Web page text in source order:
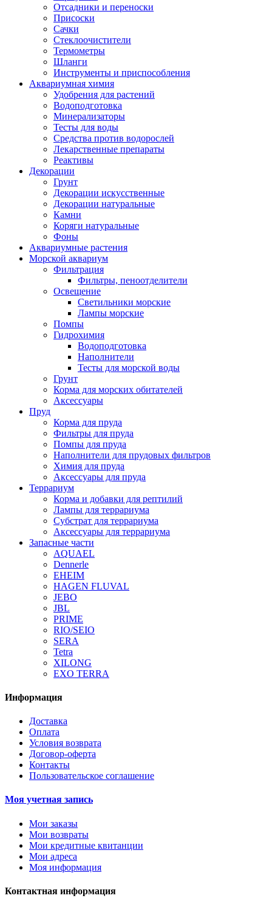
Отсадники и переноски
Присоски
Сачки
Стеклоочистители
Термометры
Шланги
Инструменты и приспособления
Аквариумная химия
Удобрения для растений
Водоподготовка
Минерализаторы
Тесты для воды
Средства против водорослей
Лекарственные препараты
Реактивы
Декорации
Грунт
Декорации искусственные
Декорации натуральные
Камни
Коряги натуральные
Фоны
Аквариумные растения
Морской аквариум
Фильтрация
Фильтры, пеноотделители
Освещение
Светильники морские
Лампы морские
Помпы
Гидрохимия
Водоподготовка
Наполнители
Тесты для морской воды
Грунт
Корма для морских обитателей
Аксессуары
Пруд
Корма для пруда
Фильтры для пруда
Помпы для пруда
Наполнители для прудовых фильтров
Химия для пруда
Аксессуары для пруда
Террариум
Корма и добавки для рептилий
Лампы для террариума
Субстрат для террариума
Аксессуары для террариума
Запасные части
AQUAEL
Dennerle
EHEIM
HAGEN FLUVAL
JEBO
JBL
PRIME
RIO/SEIO
SERA
Tetra
XILONG
EXO TERRA
Информация
Доставка
Оплата
Условия возврата
Договор-оферта
Контакты
Пользовательское соглашение
Моя учетная запись
Мои заказы
Мои возвраты
Мои кредитные квитанции
Мои адреса
Моя информация
Контактная информация